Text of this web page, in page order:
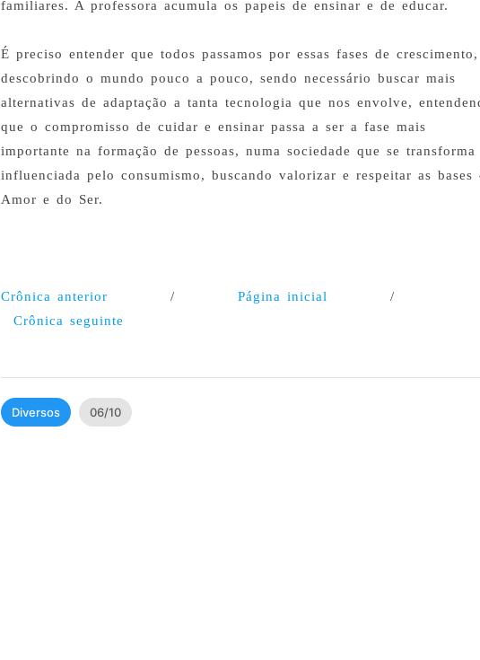
familiares. A professora acumula os papeis de ensinar e de educar.
É preciso entender que todos passamos por essas fases de crescimento,
descobrindo o mundo pouco a pouco, sendo necessário buscar mais
alternativas de adaptação a tanta tecnologia que nos envolve,
que o compromisso de cuidar e ensinar passa a ser a fase mais
importante na formação de pessoas, numa sociedade que se transforma
influenciada pelo consumismo, buscando valorizar e respeitar as bases
Amor e do Ser.
Crônica anterior /Página inicial /
Crônica seguinte
Diversos 06/10